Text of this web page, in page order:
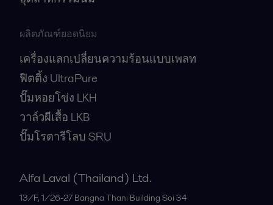
ผลิตภัณฑ์ยอดนิยม
เครื่องแลกเปลี่ยนความร้อนแบบเพลท
ฟิตติ้ง UltraPure
ปั๊มหอยโข่ง LKH
วาล์วผีเสื้อ LKB
ปั๊มโรตารีโลบ SRU
Alfa Laval (Thailand) Ltd.
13/F, 1/26-27 Bangna Thani Building Soi 34